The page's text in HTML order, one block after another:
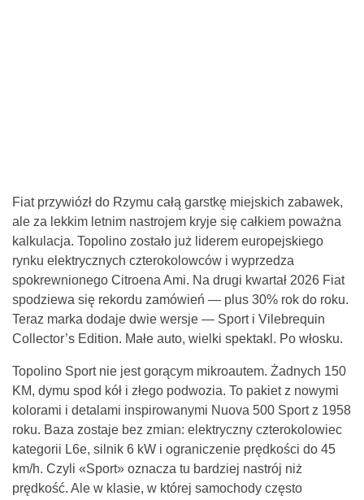
Fiat przywiózł do Rzymu całą garstkę miejskich zabawek,
ale za lekkim letnim nastrojem kryje się całkiem poważna
kalkulacja. Topolino zostało już liderem europejskiego
rynku elektrycznych czterokolowców i wyprzedza
spokrewnionego Citroena Ami. Na drugi kwartał 2026 Fiat
spodziewa się rekordu zamówień — plus 30% rok do roku.
Teraz marka dodaje dwie wersje — Sport i Vilebrequin
Collector’s Edition. Małe auto, wielki spektakl. Po włosku.
Topolino Sport nie jest gorącym mikroautem. Żadnych 150
KM, dymu spod kół i złego podwozia. To pakiet z nowymi
kolorami i detalami inspirowanymi Nuova 500 Sport z 1958
roku. Baza zostaje bez zmian: elektryczny czterokolowiec
kategorii L6e, silnik 6 kW i ograniczenie prędkości do 45
km/h. Czyli «Sport» oznacza tu bardziej nastrój niż
prędkość. Ale w klasie, w której samochody często